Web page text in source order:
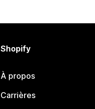
Shopify
À propos
Carrières